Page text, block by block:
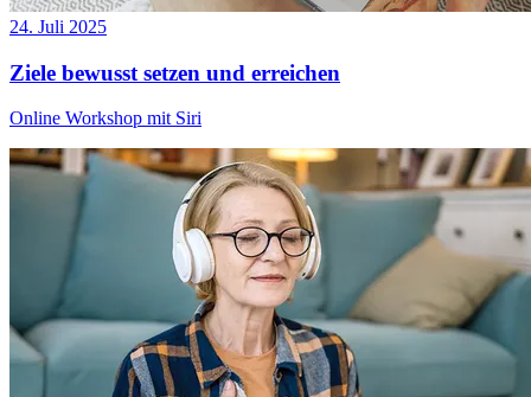
24. Juli 2025
Ziele bewusst setzen und erreichen
Online Workshop mit Siri